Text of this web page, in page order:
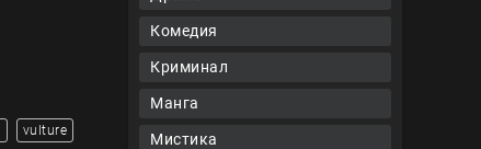
Комедия
Криминал
Манга
Мистика
vulture